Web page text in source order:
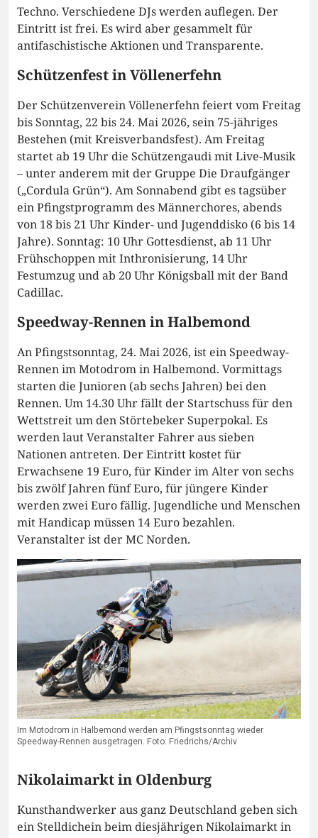
Techno. Verschiedene DJs werden auflegen. Der
Eintritt ist frei. Es wird aber gesammelt für
antifaschistische Aktionen und Transparente.
Schützenfest in Völlenerfehn
Der Schützenverein Völlenerfehn feiert vom Freitag
bis Sonntag, 22 bis 24. Mai 2026, sein 75-jähriges
Bestehen (mit Kreisverbandsfest). Am Freitag
startet ab 19 Uhr die Schützengaudi mit Live-Musik
– unter anderem mit der Gruppe Die Draufgänger
(„Cordula Grün“). Am Sonnabend gibt es tagsüber
ein Pfingstprogramm des Männerchores, abends
von 18 bis 21 Uhr Kinder- und Jugenddisko (6 bis 14
Jahre). Sonntag: 10 Uhr Gottesdienst, ab 11 Uhr
Frühschoppen mit Inthronisierung, 14 Uhr
Festumzug und ab 20 Uhr Königsball mit der Band
Cadillac.
Speedway-Rennen in Halbemond
An Pfingstsonntag, 24. Mai 2026, ist ein Speedway-
Rennen im Motodrom in Halbemond. Vormittags
starten die Junioren (ab sechs Jahren) bei den
Rennen. Um 14.30 Uhr fällt der Startschuss für den
Wettstreit um den Störtebeker Superpokal. Es
werden laut Veranstalter Fahrer aus sieben
Nationen antreten. Der Eintritt kostet für
Erwachsene 19 Euro, für Kinder im Alter von sechs
bis zwölf Jahren fünf Euro, für jüngere Kinder
werden zwei Euro fällig. Jugendliche und Menschen
mit Handicap müssen 14 Euro bezahlen.
Veranstalter ist der MC Norden.
Im Motodrom in Halbemond werden am Pfingstsonntag wieder
Speedway-Rennen ausgetragen. Foto: Friedrichs/Archiv
Nikolaimarkt in Oldenburg
Kunsthandwerker aus ganz Deutschland geben sich
ein Stelldichein beim diesjährigen Nikolaimarkt in